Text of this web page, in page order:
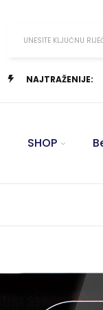
UNESITE KLJUČNU
NAJTRAŽENIJE:
SHOP